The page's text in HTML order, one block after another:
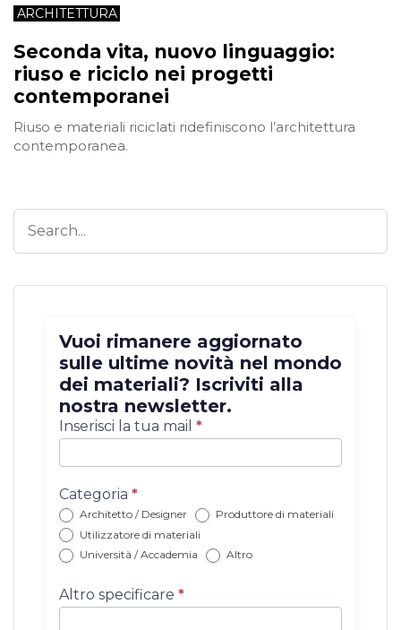
ARCHITETTURA
Seconda vita, nuovo linguaggio:
riuso e riciclo nei progetti
contemporanei
Riuso e materiali riciclati ridefiniscono l’architettura
contemporanea.
Vuoi rimanere aggiornato
sulle ultime novità nel mondo
dei materiali? Iscriviti alla
nostra newsletter.
Iscrizione
newsletter
con
Inserisci la tua mail *
Categoria *
Architetto / Designer
Produttore di materiali
Utilizzatore di materiali
Università / Accademia
Altro
Altro specificare *